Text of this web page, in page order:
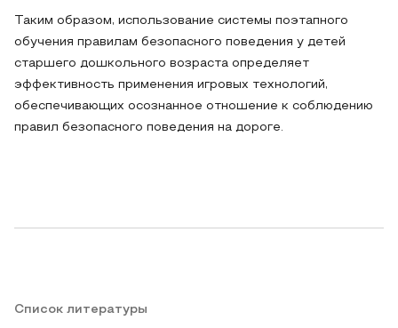
Таким образом, использование системы поэтапного
обучения правилам безопасного поведения у детей
старшего дошкольного возраста определяет
эффективность применения игровых технологий,
обеспечивающих осознанное отношение к соблюдению
правил безопасного поведения на дороге.
Список литературы